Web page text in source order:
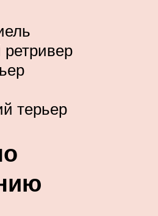
терьер